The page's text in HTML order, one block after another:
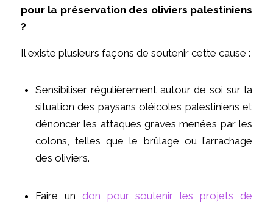
pour la préservation des oliviers palestiniens
?
Il existe plusieurs façons de soutenir cette cause :
Sensibiliser régulièrement autour de soi sur la
situation des paysans oléicoles palestiniens et
dénoncer les attaques graves menées par les
colons, telles que le brûlage ou l’arrachage
des oliviers.
Faire un don pour soutenir les projets de